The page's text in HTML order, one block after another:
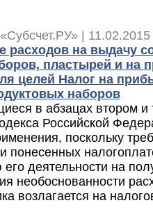
|
расходов на выдачу
пластырей и на
целей Налог на
наборов
в абзацах втором и
Российской
поскольку
понесенных
деятельности на
необоснованности
возлагается на